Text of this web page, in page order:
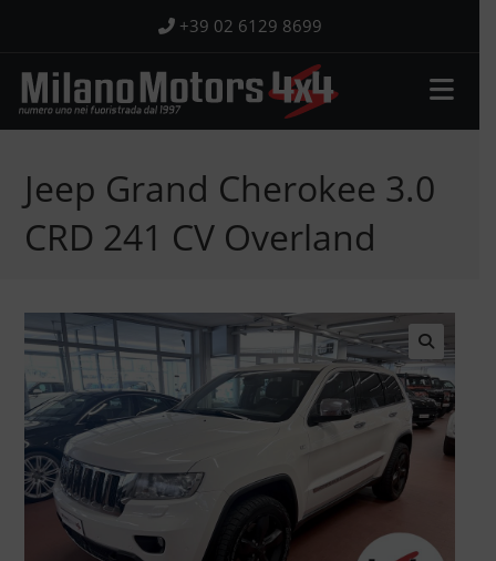
contenuto
+39 02 6129 8699
Jeep Grand Cherokee 3.0
CRD 241 CV Overland
🔍